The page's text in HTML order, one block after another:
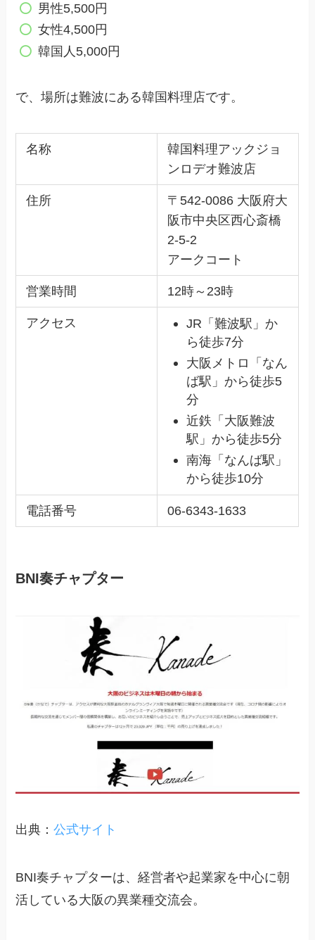
男性5,500円
女性4,500円
韓国人5,000円
で、場所は難波にある韓国料理店です。
名称
韓国料理アックジョ
ンロデオ難波店
住所
〒542-0086 大阪府大
阪市中央区西心斎橋
2-5-2
アークコート
営業時間 12時～23時
アクセス
JR「難波駅」か
ら徒歩7分
大阪メトロ「なん
ば駅」から徒歩5
分
近鉄「大阪難波
駅」から徒歩5分
南海「なんば駅」
から徒歩10分
電話番号 06-6343-1633
BNI奏チャプター
出典：公式サイト
BNI奏チャプターは、経営者や起業家を中心に朝
活している大阪の異業種交流会。